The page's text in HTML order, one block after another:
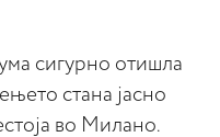
сигурно отишла
стана јасно
во Милано.